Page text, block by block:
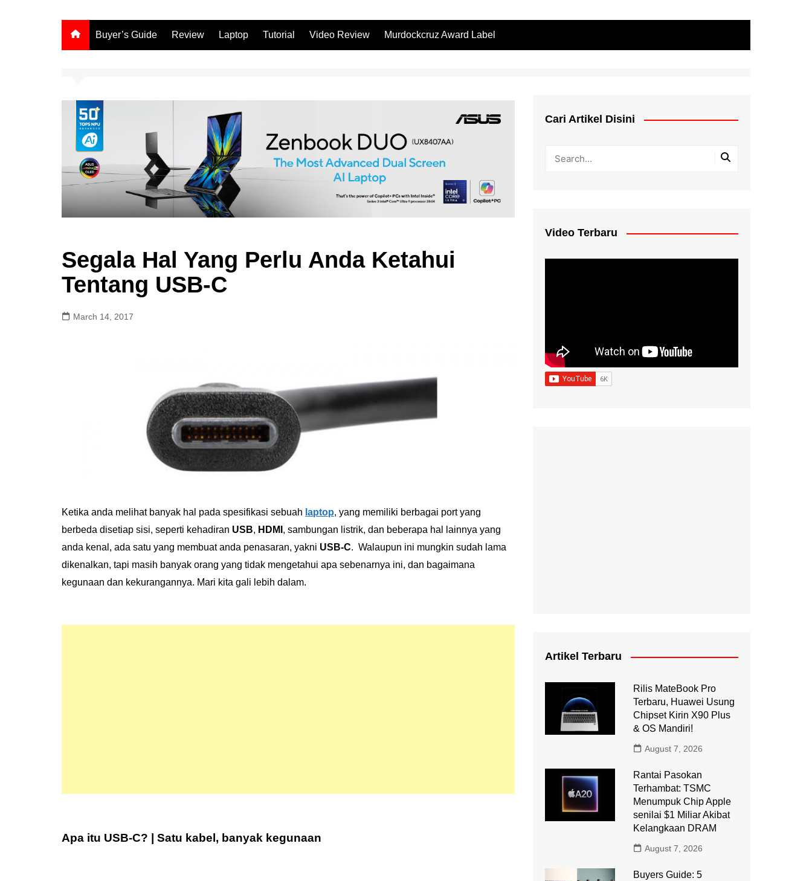
Buyer’s Guide Review Laptop Tutorial Video Review Murdockcruz Award Label
Segala Hal Yang Perlu Anda Ketahui
Tentang USB-C
March 14, 2017
Ketika anda melihat banyak hal pada spesifikasi sebuah laptop, yang memiliki berbagai port yang
berbeda disetiap sisi, seperti kehadiran USB, HDMI , sambungan listrik, dan beberapa hal lainnya yang
anda kenal, ada satu yang membuat anda penasaran, yakni USB-C. Walaupun ini mungkin sudah lama
dikenalkan, tapi masih banyak orang yang tidak mengetahui apa sebenarnya ini, dan bagaimana
kegunaan dan kekurangannya. Mari kita gali lebih dalam.
Apa itu USB-C? | Satu kabel, banyak kegunaan
Cari Artikel Disini
Video Terbaru
Artikel Terbaru
Rilis MateBook Pro
Terbaru, Huawei Usung
Chipset Kirin X90 Plus
& OS Mandiri!
August 7, 2026
Rantai Pasokan
Terhambat: TSMC
Menumpuk Chip Apple
senilai $1 Miliar Akibat
Kelangkaan DRAM
August 7, 2026
Buyers Guide: 5